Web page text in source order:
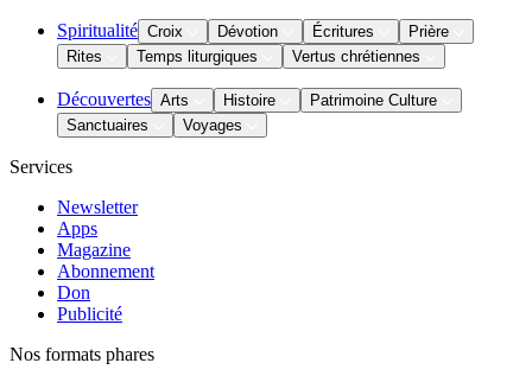
Spiritualité Croix Dévotion Écritures
Prière
Rites
Temps liturgiques Vertus chrétiennes
Découvertes Arts Histoire
Patrimoine Culture
Sanctuaires
Voyages
Services
Newsletter
Apps
Magazine
Abonnement
Don
Publicité
Nos formats phares